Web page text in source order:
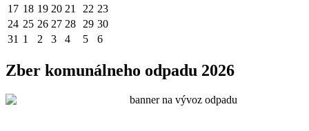
17 18 19 20 21 22 23
24 25 26 27 28 29 30
31 1 2 3 4 5 6
Zber komunálneho odpadu 2026